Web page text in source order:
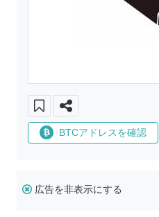
BTCアドレスを確認
広告を非表示にする